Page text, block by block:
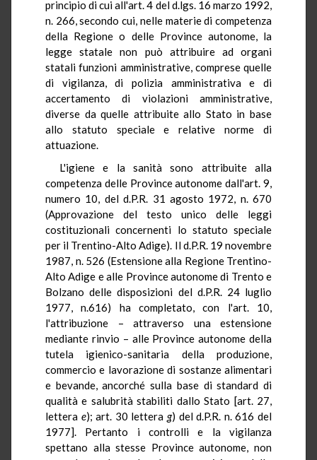
principio di cui all'art. 4 del d.lgs. 16 marzo 1992,
n. 266, secondo cui, nelle materie di competenza
della Regione o delle Province autonome, la
legge statale non può attribuire ad organi
statali funzioni amministrative, comprese quelle
di vigilanza, di polizia amministrativa e di
accertamento di violazioni amministrative,
diverse da quelle attribuite allo Stato in base
allo statuto speciale e relative norme di
attuazione.
L'igiene e la sanità sono attribuite alla
competenza delle Province autonome dall'art. 9,
numero 10, del d.P.R. 31 agosto 1972, n. 670
(Approvazione del testo unico delle leggi
costituzionali concernenti lo statuto speciale
per il Trentino-Alto Adige). Il d.P.R. 19 novembre
1987, n. 526 (Estensione alla Regione Trentino-
Alto Adige e alle Province autonome di Trento e
Bolzano delle disposizioni del d.P.R. 24 luglio
1977, n.616) ha completato, con l'art. 10,
l'attribuzione – attraverso una estensione
mediante rinvio – alle Province autonome della
tutela igienico-sanitaria della produzione,
commercio e lavorazione di sostanze alimentari
e bevande, ancorché sulla base di standard di
qualità e salubrità stabiliti dallo Stato [art. 27,
lettera e); art. 30 letterag) del d.P.R. n. 616 del
1977]. Pertanto i controlli e la vigilanza
spettano alla stesse Province autonome, non